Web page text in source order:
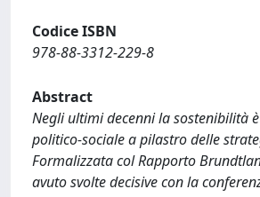
Codice ISBN
978-88-3312-229-8
Abstract
Negli ultimi decenni la sostenibilità
politico-sociale a pilastro delle
Formalizzata col Rapporto
avuto svolte decisive con la